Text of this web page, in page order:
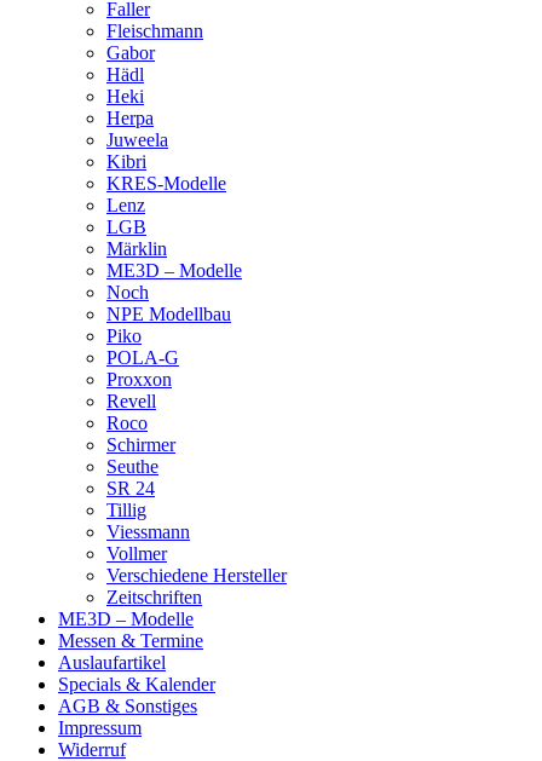
Faller
Fleischmann
Gabor
Hädl
Heki
Herpa
Juweela
Kibri
KRES-Modelle
Lenz
LGB
Märklin
ME3D – Modelle
Noch
NPE Modellbau
Piko
POLA-G
Proxxon
Revell
Roco
Schirmer
Seuthe
SR 24
Tillig
Viessmann
Vollmer
Verschiedene Hersteller
Zeitschriften
ME3D – Modelle
Messen & Termine
Auslaufartikel
Specials & Kalender
AGB & Sonstiges
Impressum
Widerruf